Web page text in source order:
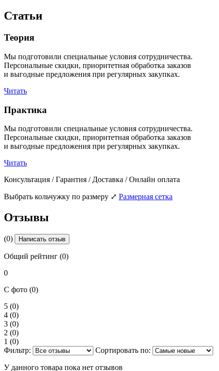
Статьи
Теория
Мы подготовили специальные условия сотрудничества.
Персональные скидки, приоритетная обработка заказов
и выгодные предложения при регулярных закупках.
Читать
Практика
Мы подготовили специальные условия сотрудничества.
Персональные скидки, приоритетная обработка заказов
и выгодные предложения при регулярных закупках.
Читать
Консультация / Гарантия / Доставка / Онлайн оплата
Выбрать кольчужку по размеру ⤢ Размерная сетка
Отзывы
(0) Написать отзыв
Общий рейтинг (0)
0
С фото (0)
5 (0)
4 (0)
3 (0)
2 (0)
1 (0)
Фильтр:
Сортировать по:
У данного товара пока нет отзывов